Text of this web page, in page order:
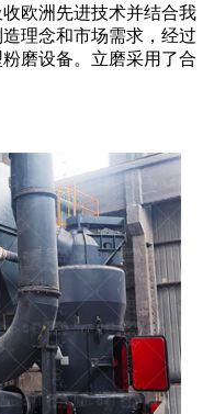
欧洲先进技术并结合我
理念和市场需求，经过
磨设备。立磨采用了合